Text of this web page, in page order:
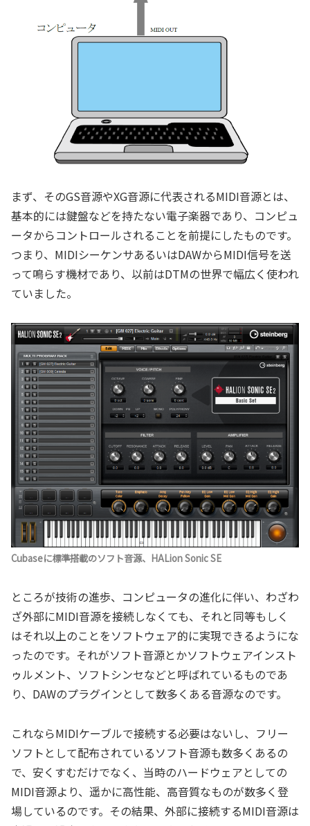
まず、そのGS音源やXG音源に代表されるMIDI音源とは、
基本的には鍵盤などを持たない電子楽器であり、コンピュ
ータからコントロールされることを前提にしたものです。
つまり、MIDIシーケンサあるいはDAWからMIDI信号を送
って鳴らす機材であり、以前はDTMの世界で幅広く使われ
ていました。
Cubaseに標準搭載のソフト音源、HALion Sonic SE
ところが技術の進歩、コンピュータの進化に伴い、わざわ
ざ外部にMIDI音源を接続しなくても、それと同等もしく
はそれ以上のことをソフトウェア的に実現できるようにな
ったのです。それがソフト音源とかソフトウェアインスト
ゥルメント、ソフトシンセなどと呼ばれているものであ
り、DAWのプラグインとして数多くある音源なのです。
これならMIDIケーブルで接続する必要はないし、フリー
ソフトとして配布されているソフト音源も数多くあるの
で、安くすむだけでなく、当時のハードウェアとしての
MIDI音源より、遥かに高性能、高音質なものが数多く登
場しているのです。その結果、外部に接続するMIDI音源は